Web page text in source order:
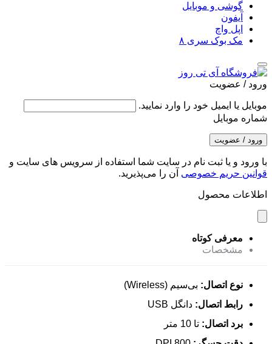
گوشی و موبایل
آیفون
اپل واچ
مک بوک سری ۸
ورود / عضویت
موبایل یا ایمیل خود را وارد نمایید.
شماره موبایل
ورود / عضویت
با ورود و یا ثبت نام در سایت شما استفاده از سرویس های سایت و
قوانین حریم خصوصی آن را می‌پذیرید.
اطلاعات محصول
معرفی کوتاه
مشخصات
نوع اتصال: بی‌سیم (Wireless)
رابط اتصال: دانگل USB
برد اتصال: تا 10 متر